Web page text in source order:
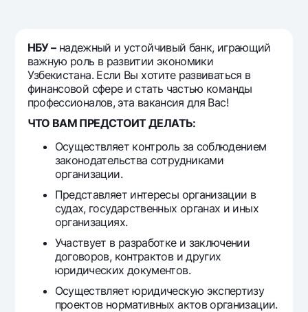
Золотой депозит
Золотые слитки от НБУ
Серебряный депозит
Visa
Visa FIFA
Mastercard
Зарплатные
Garmin pay
Тарифы
Акции
Мобильное приложение Milliy
Часто задаваемые вопросы
Ищите по сайту
Найти
Полезные ссылки
Часто задаваемые вопросы
Пресс-центр
НБУ –надежный и устойчивый банк, играющий
важную роль в развитии экономики
Узбекистана. Если Вы хотите развиваться в
финансовой сфере и стать частью команды
профессионалов, эта вакансия для Вас!
ЧТО ВАМ ПРЕДСТОИТ ДЕЛАТЬ:
Осуществляет контроль за соблюдением
законодательства сотрудниками
организации.
Представляет интересы организации в
судах, государственных органах и иных
организациях.
Участвует в разработке и заключении
договоров, контрактов и других
юридических документов.
Осуществляет юридическую экспертизу
проектов нормативных актов организации.